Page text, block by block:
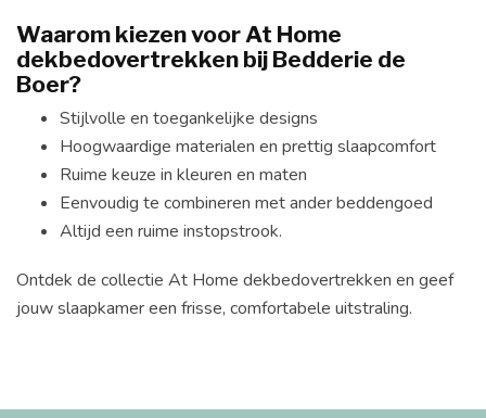
Waarom kiezen voor At Home
dekbedovertrekken bij Bedderie de
Boer?
Stijlvolle en toegankelijke designs
Hoogwaardige materialen en prettig slaapcomfort
Ruime keuze in kleuren en maten
Eenvoudig te combineren met ander beddengoed
Altijd een ruime instopstrook.
Ontdek de collectie At Home dekbedovertrekken en geef
jouw slaapkamer een frisse, comfortabele uitstraling.